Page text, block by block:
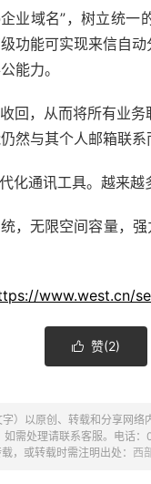
业域名”，树立统
功能可实现来信自
能力。
回，从而将所有业
然与其个人邮箱联系
化通讯工具。越来越
，无限空间容量，
www.west.cn/
 赞(2)
）以原创、转载和分享网
如需处理请联系客服。电话
，或转载时需注明出处： 西